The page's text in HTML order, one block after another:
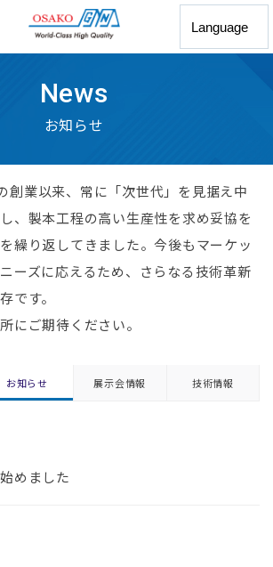
News
お知らせ
創業以来、常に「次世代」を⾒据え中
、製本⼯程の⾼い⽣産性を求め妥協を
繰り返してきました。今後もマーケッ
ーズに応えるため、さらなる技術⾰新
です。
にご期待ください。
お知らせ 展⽰会情報 技術情報
めました